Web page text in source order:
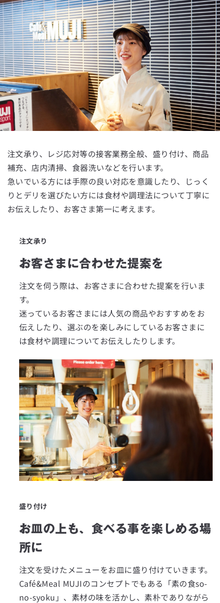
注文承り、レジ応対等の接客業務全般、盛り付け、商品
補充、店内清掃、食器洗いなどを行います。
急いでいる方には手際の良い対応を意識したり、じっく
りとデリを選びたい方には食材や調理法について丁寧に
お伝えしたり、お客さま第一に考えます。
注文承り
お客さまに合わせた提案を
注文を伺う際は、お客さまに合わせた提案を行いま
す。
迷っているお客さまには人気の商品やおすすめをお
伝えしたり、選ぶのを楽しみにしているお客さまに
は食材や調理についてお伝えしたりします。
盛り付け
お皿の上も、食べる事を楽しめる場
所に
注文を受けたメニューをお皿に盛り付けていきます。
Café&Meal MUJIのコンセプトでもある「素の食so-
no-syoku」、素材の味を活かし、素朴でありながら